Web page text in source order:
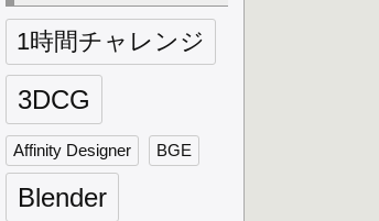
1時間チャレンジ
3DCG
Affinity Designer BGE
Blender